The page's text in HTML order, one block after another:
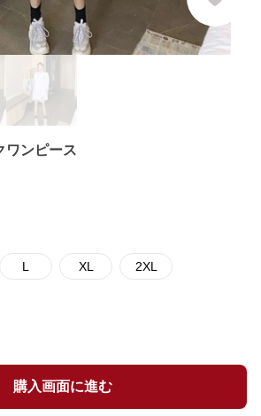
ワンピース
L XL 2XL
購入画面に進む